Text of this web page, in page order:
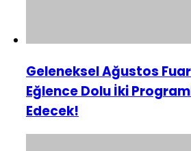
Geleneksel Ağustos
Eğlence Dolu İki
Edecek!